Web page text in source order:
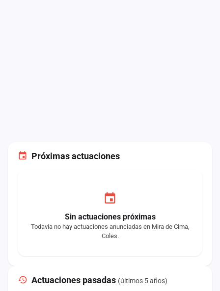
Próximas actuaciones
Sin actuaciones próximas
Todavía no hay actuaciones anunciadas en Mira de Cima,
Coles.
Actuaciones pasadas (últimos 5 años)